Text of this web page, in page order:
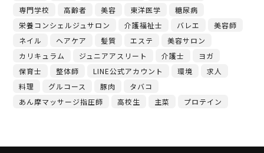
専門学校
高齢者 美容 東洋医学
糖尿病
栄養コンシェルジュサロン
介護福祉士 バレエ
美容師
ネイル
ヘアケア 髪質 エステ
美容サロン
カリキュラム
ジュニアアスリート 介護士
ヨガ
保育士
整体師 LINE公式アカウント 環境
求人
料理
グルコース 豚肉
タバコ
あん摩マッサージ指圧師
高校生 主菜 プロテイン